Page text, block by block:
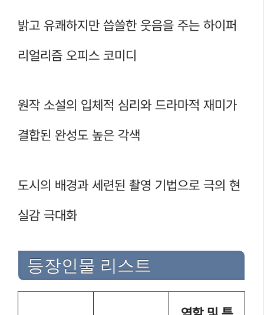
밝고 유쾌하지만 씁쓸한 웃음을 주는 하이퍼
리얼리즘 오피스 코미디
원작 소설의 입체적 심리와 드라마적 재미가
결합된 완성도 높은 각색
도시의 배경과 세련된 촬영 기법으로 극의 현
실감 극대화
등장인물 리스트